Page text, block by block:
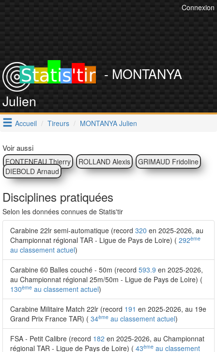
Connexion
- MONTANYA
Julien
Accueil Tireurs MONTANYA Julien
Voir aussi
FONTENEAU Thierry ROLLAND Alexis
GRIMAUD Fridoline
DIEBOLD Arnaud
Disciplines pratiquées
Selon les données connues de Statis'tir
Carabine 22lr semi-automatique (record 320 en 2025-2026, au
Championnat régional TAR - Ligue de Pays de Loire) ( 292ème
au classement actuel)
Carabine 60 Balles couché - 50m (record 593.9 en 2025-2026,
au Championnat régional 25m/50m - Ligue de Pays de Loire) (
130ème au classement actuel)
Carabine Militaire Match 22lr (record 191 en 2025-2026, au 19e
Grand Prix France TAR) ( 34ème au classement actuel)
FSA - Petit Calibre (record 182 en 2025-2026, au Championnat
régional TAR - Ligue de Pays de Loire) ( 43ème au classement